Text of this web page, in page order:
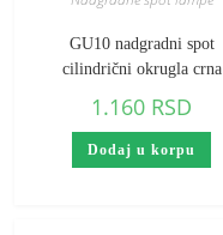
GU10 nadgradni spot
cilindrični okrugla crna
1.160 RSD
Dodaj u korpu